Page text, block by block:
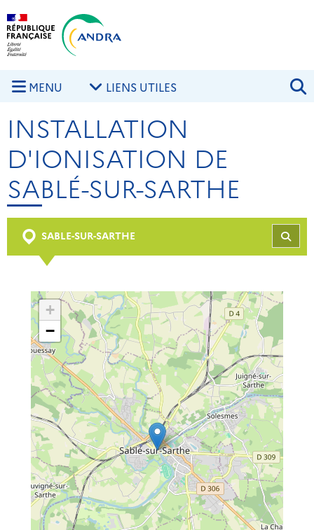
Aller au contenu principal
MENU LIENS UTILES
INSTALLATION
D'IONISATION DE
SABLÉ-SUR-SARTHE
SABLE-SUR-SARTHE
+
−